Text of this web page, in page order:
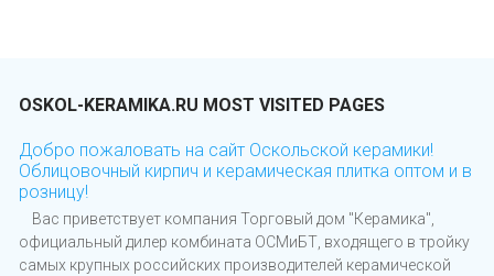
OSKOL-KERAMIKA.RU MOST VISITED PAGES
Добро пожаловать на сайт Оскольской керамики!
Облицовочный кирпич и керамическая плитка оптом и в
розницу!
Вас приветствует компания Торговый дом "Керамика",
официальный дилер комбината ОСМиБТ, входящего в тройку
самых крупных российских производителей керамической